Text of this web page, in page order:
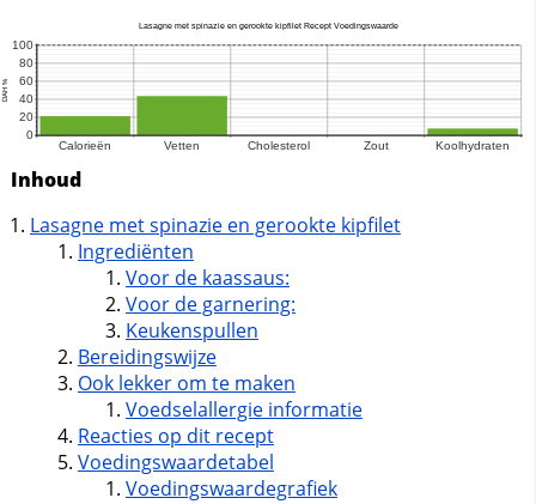
Inhoud
Lasagne met spinazie en gerookte kipfilet
Ingrediënten
Voor de kaassaus:
Voor de garnering:
Keukenspullen
Bereidingswijze
Ook lekker om te maken
Voedselallergie informatie
Reacties op dit recept
Voedingswaardetabel
Voedingswaardegrafiek